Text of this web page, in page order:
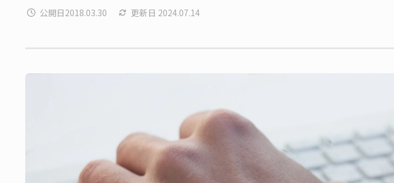
公開日2018.03.30 更新日 2024.07.14